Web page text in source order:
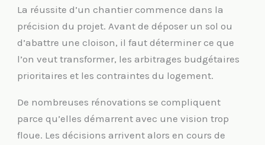
La réussite d’un chantier commence dans la
précision du projet. Avant de déposer un sol ou
d’abattre une cloison, il faut déterminer ce que
l’on veut transformer, les arbitrages budgétaires
prioritaires et les contraintes du logement.
De nombreuses rénovations se compliquent
parce qu’elles démarrent avec une vision trop
floue. Les décisions arrivent alors en cours de